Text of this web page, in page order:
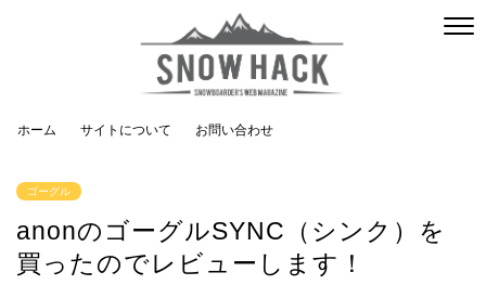
ホーム サイトについて お問い合わせ
ゴーグル
anonのゴーグルSYNC（シンク）を
買ったのでレビューします！